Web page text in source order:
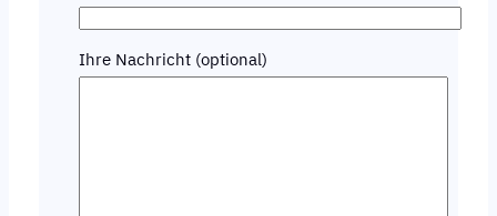
Ihre Nachricht (optional)